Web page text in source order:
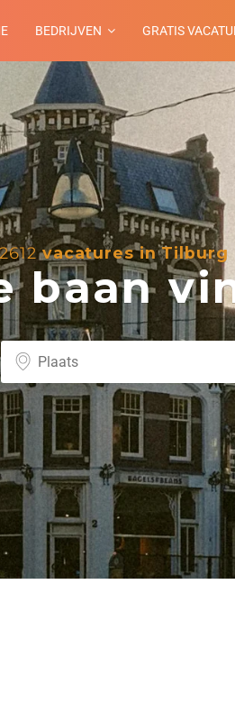
BEDRIJVEN GRATIS
2612vacatures in Tilburg
baan